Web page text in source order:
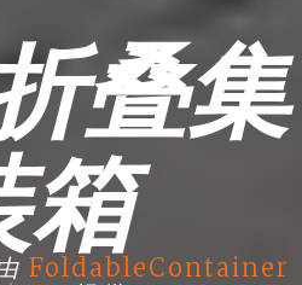
叠集
箱
FoldableContainer